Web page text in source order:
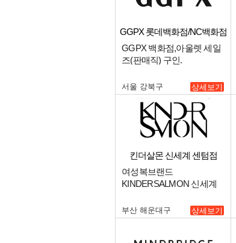
GGPX 롯데백화점/NC백화점
GGPX 백화점,아울렛 세일
즈(판매직) 구인.
서울 강북구 상세보기
킨더살몬 신세계 센텀점
여성복브랜드
KINDERSALMON 신세계
용.
부산 해운대구 상세보기